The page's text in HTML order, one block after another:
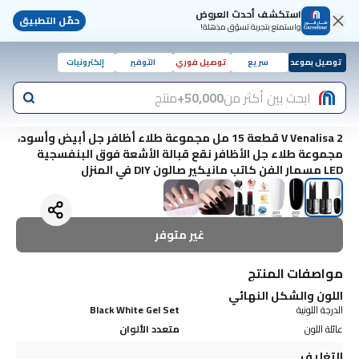
استكشف أحدث العروض
واستمتع بتجربة تسوّق مذهلة! حمّل التطبيق
توصيل بموعد سريع توصيل فوري التوفير إلكترونيات
ابحث بين أكثر من50,000+ منتج
V Venalisa 2 قطعة 15 مل مجموعة طلاء أظافر جل أبيض وأسود،
مجموعة طلاء جل الأظافر نقع قبالة الأشعة فوق البنفسجية
LED مسمار الفن كاتب مانيكير صالون DIY في المنزل
غير متوفر
مواصفات المنتج
اللون والشكل النهائي
الدرجة اللونية
Black White Gel Set
عائلة اللون
متعدد الألوان